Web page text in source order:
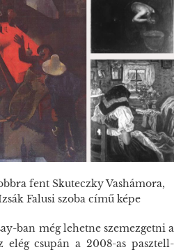
fent Skuteczky Vashámora,
Falusi szoba című képe
ban még lehetne szemezgetni a
elég csupán a 2008-as pasztell-